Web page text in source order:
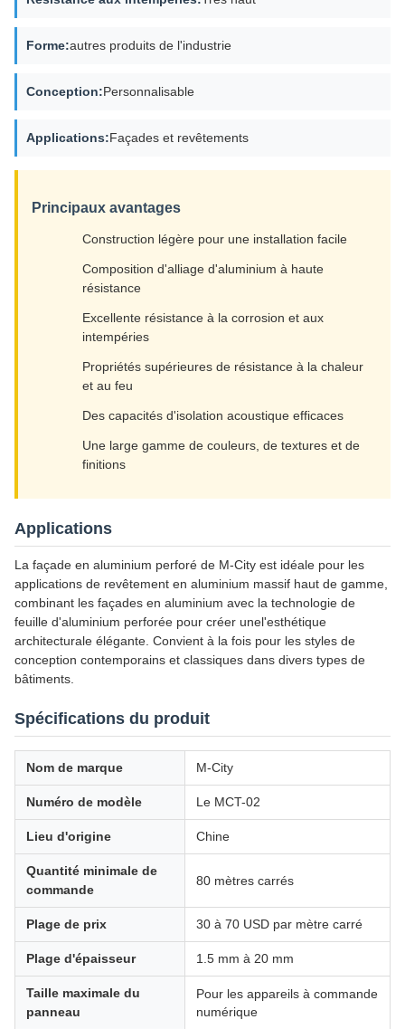
Forme:autres produits de l'industrie
Conception:Personnalisable
Applications:Façades et revêtements
Principaux avantages
Construction légère pour une installation facile
Composition d'alliage d'aluminium à haute
résistance
Excellente résistance à la corrosion et aux
intempéries
Propriétés supérieures de résistance à la chaleur
et au feu
Des capacités d'isolation acoustique efficaces
Une large gamme de couleurs, de textures et de
finitions
Applications
La façade en aluminium perforé de M-City est idéale pour les
applications de revêtement en aluminium massif haut de gamme,
combinant les façades en aluminium avec la technologie de
feuille d'aluminium perforée pour créer unel'esthétique
architecturale élégante. Convient à la fois pour les styles de
conception contemporains et classiques dans divers types de
bâtiments.
Spécifications du produit
Nom de marque M-City
Numéro de modèle Le MCT-02
Lieu d'origine Chine
Quantité minimale de
commande
80 mètres carrés
Plage de prix 30 à 70 USD par mètre carré
Plage d'épaisseur 1.5 mm à 20 mm
Taille maximale du
panneau
Pour les appareils à commande
numérique